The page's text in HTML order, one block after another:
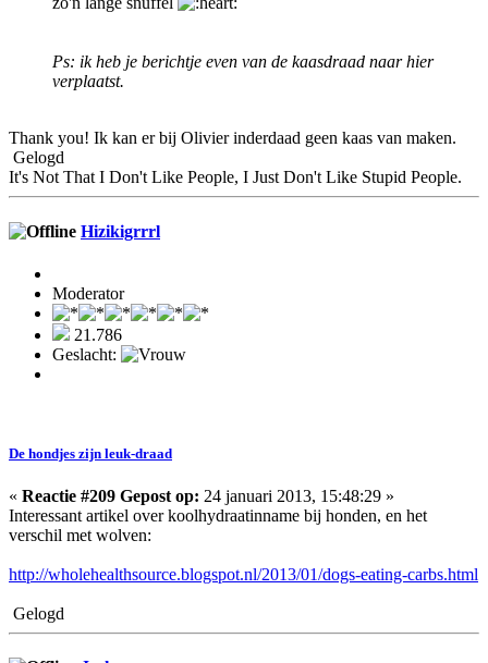
Ps: ik heb je berichtje even van de kaasdraad naar hier
verplaatst.
Thank you! Ik kan er bij Olivier inderdaad geen kaas van maken.
Gelogd
It's Not That I Don't Like People, I Just Don't Like Stupid People.
Hizikigrrrl
Moderator
21.786
Geslacht:
De hondjes zijn leuk-draad
« Reactie #209 Gepost op: 24 januari 2013, 15:48:29 »
Interessant artikel over koolhydraatinname bij honden, en het
verschil met wolven:
http://wholehealthsource.blogspot.nl/2013/01/dogs-eating-carbs.html
Gelogd